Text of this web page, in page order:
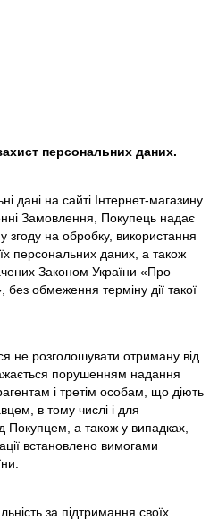
персональних даних.
дані на сайті Інтернет-магазину
Замовлення, Покупець надає
згоду на обробку, використання
персональних даних, а також
Законом України «Про
обмеження терміну дії такої
не розголошувати отриману від
порушенням надання
і третім особам, що діють
в тому числі і для
Покупцем, а також у випадках,
встановлено вимогами
за підтримання своїх